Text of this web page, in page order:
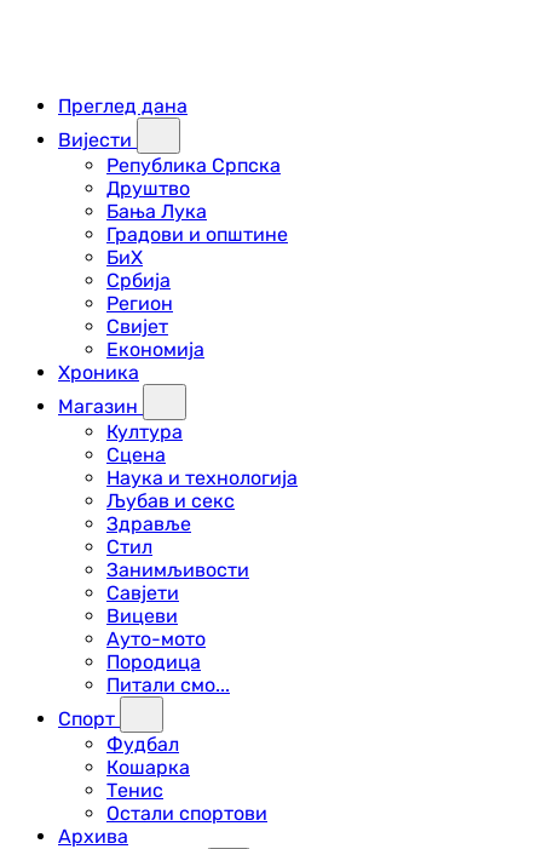
Преглед дана
Вијести
Република Српска
Друштво
Бања Лука
Градови и општине
БиХ
Србија
Регион
Свијет
Економија
Хроника
Магазин
Култура
Сцена
Наука и технологија
Љубав и секс
Здравље
Стил
Занимљивости
Савјети
Вицеви
Ауто-мото
Породица
Питали смо...
Спорт
Фудбал
Кошарка
Тенис
Остали спортови
Архива